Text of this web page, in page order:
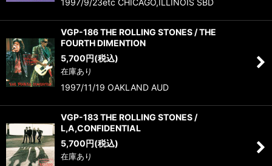
VGP-186 THE ROLLING STONES / THE
FOURTH DIMENTION
5,700円(税込)
在庫あり
1997/11/19 OAKLAND AUD
VGP-183 THE ROLLING STONES /
L,A,CONFIDENTIAL
5,700円(税込)
在庫あり